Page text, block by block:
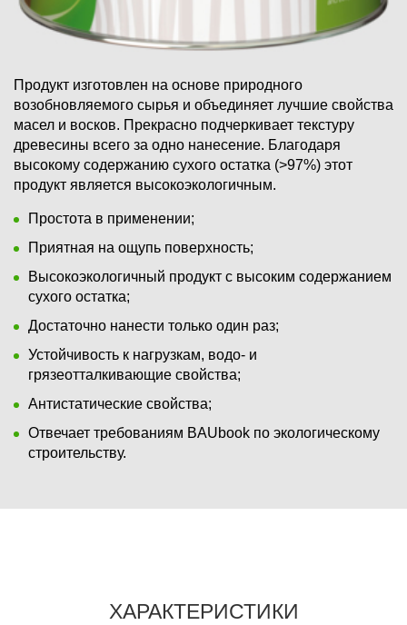
Продукт изготовлен на основе природного
возобновляемого сырья и объединяет лучшие свойства
масел и восков. Прекрасно подчеркивает текстуру
древесины всего за одно нанесение. Благодаря
высокому содержанию сухого остатка (>97%) этот
продукт является высокоэкологичным.
Простота в применении;
Приятная на ощупь поверхность;
Высокоэкологичный продукт с высоким содержанием
сухого остатка;
Достаточно нанести только один раз;
Устойчивость к нагрузкам, водо- и
грязеотталкивающие свойства;
Антистатические свойства;
Отвечает требованиям BAUbook по экологическому
строительству.
ХАРАКТЕРИСТИКИ